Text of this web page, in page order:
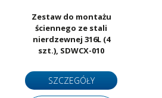
Zestaw do montażu
ściennego ze stali
nierdzewnej 316L (4
szt.), SDWCX-010
SZCZEGÓŁY